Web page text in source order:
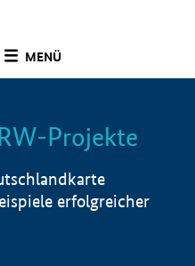
MENÜ
Info
Projekte
erfolgreicher